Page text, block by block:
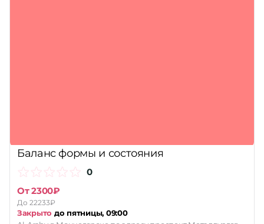
Баланс формы и состояния
0
От 2300₽
До 22233₽
Закрыто до пятницы, 09:00